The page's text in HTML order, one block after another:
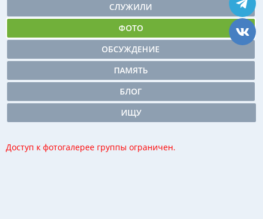
СЛУЖИЛИ
ФОТО
ОБСУЖДЕНИЕ
ПАМЯТЬ
БЛОГ
ИЩУ
Доступ к фотогалерее группы ограничен.